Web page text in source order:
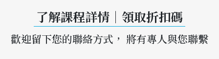
了解課程詳情｜領取折扣碼
歡迎留下您的聯絡方式， 將有專人與您聯繫